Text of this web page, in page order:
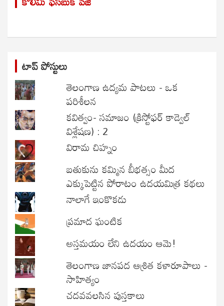
c
టాప్ పోస్టులు
తెలంగాణ ఉద్యమ పాటలు - ఒక
పరిశీలన
కవిత్వం- సమాజం (క్రిస్టోఫర్ కాడ్వెల్
విశ్లేషణ) : 2
విరామ చిహ్నం
బతుకును కమ్మిన బీభత్సం మీద
ఎక్కుపెట్టిన పోరాటం ఉదయమిత్ర కథలు
నాలాగే ఇంకొకడు
ప్రమాద ఘంటిక
అస్తమయం లేని ఉదయం ఆమె!
తెలంగాణ జానపద ఆశ్రిత కళారూపాలు -
సాహిత్యం
చదవవలసిన పుస్తకాలు